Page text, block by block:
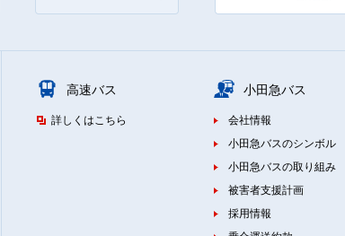
高速バス
詳しくはこちら
小田急バス
会社情報
小田急バスのシンボル
小田急バスの取り組み
被害者支援計画
採用情報